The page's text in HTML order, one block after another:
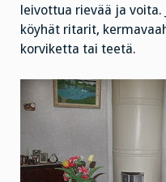
leivottua rievää ja voita.
köyhät ritarit,
korviketta tai teetä.